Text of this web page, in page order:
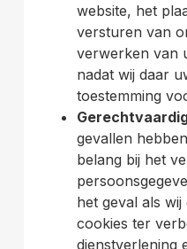
website, het
versturen van
verwerken van
nadat wij daar
toestemming
gevallen
belang bij het
het geval als
cookies ter
dienstverlening